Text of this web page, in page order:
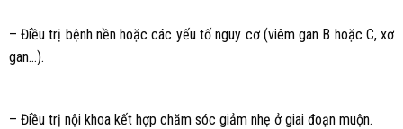
– Điều trị bệnh nền hoặc các yếu tố nguy cơ (viêm gan B hoặc C, xơ
gan…).
– Điều trị nội khoa kết hợp chăm sóc giảm nhẹ ở giai đoạn muộn.